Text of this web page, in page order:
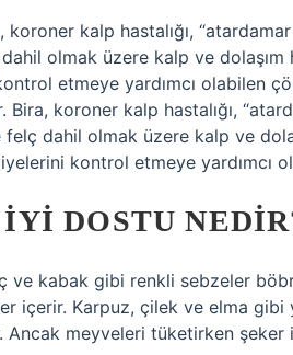
kalp hastalığı,
olmak üzere kalp ve dolaşım
etmeye yardımcı olabilen
koroner kalp hastalığı,
dahil olmak üzere kalp ve
kontrol etmeye yardımcı
DOSTU
ve kabak gibi renkli sebzeler
içerir. Karpuz, çilek ve elma
Ancak meyveleri tüketirken